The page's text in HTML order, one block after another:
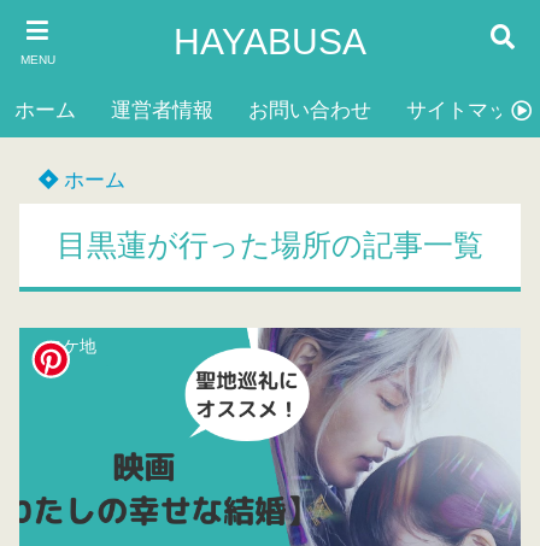
MENU HAYABUSA
ホーム 運営者情報 お問い合わせ サイトマップ
ホーム
目黒蓮が行った場所の記事一覧
ロケ地